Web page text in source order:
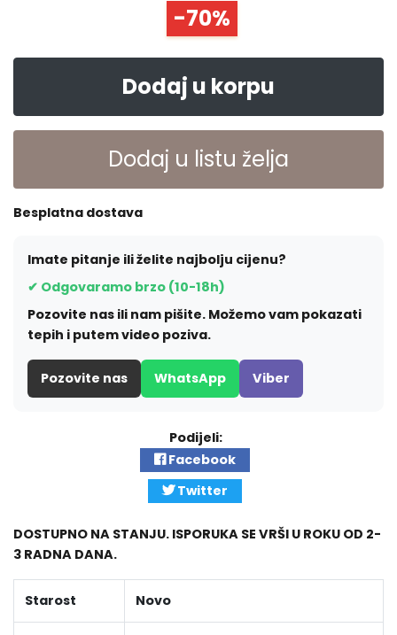
-70%
Dodaj u korpu
Dodaj u listu želja
Besplatna dostava
Imate pitanje ili želite najbolju cijenu?
✔ Odgovaramo brzo (10-18h)
Pozovite nas ili nam pišite. Možemo vam pokazati
tepih i putem video poziva.
Pozovite nas WhatsApp Viber
Podijeli:
Facebook
Twitter
DOSTUPNO NA STANJU. ISPORUKA SE VRŠI U ROKU OD 2-
3 RADNA DANA.
Starost Novo